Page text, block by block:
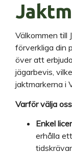
Välkommen till
förverkliga din
över att
jägarbevis,
jaktmarkerna i
Varför välja
Enkel
erhålla